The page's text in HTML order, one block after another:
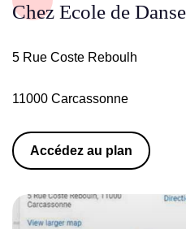
Chez Ecole de
5 Rue Coste Reboulh
11000 Carcassonne
Accédez au plan